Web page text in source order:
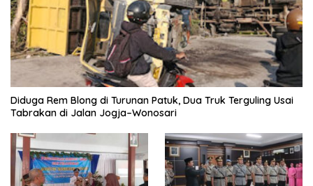
Diduga Rem Blong di Turunan Patuk, Dua Truk Terguling Usai
Tabrakan di Jalan Jogja–Wonosari